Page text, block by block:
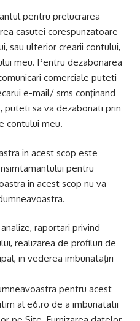
pentru prelucrarea
casutei corespunzatoare
sau ulterior crearii contului,
meu. Pentru dezabonarea
comerciale puteti
e-mail/ sms conţinand
puteti sa va dezabonati prin
contului meu.
in acest scop este
pentru
in acest scop nu va
raportari privind
realizarea de profiluri de
in vederea imbunataţiri
pentru acest
al e6.ro de a imbunatatii